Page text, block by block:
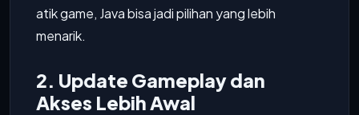
atik game, Java bisa jadi pilihan yang lebih
menarik.
2. Update Gameplay dan
Akses Lebih Awal